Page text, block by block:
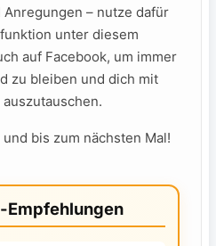
⁢– nutze⁤ dafür
unter diesem
auf Facebook, um immer
zu bleiben und dich ⁤mit‍
bis zum nächsten Mal!
Empfehlungen